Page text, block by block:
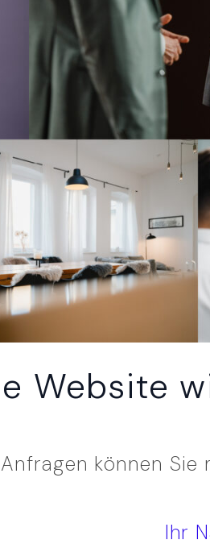
Website
können
Ihr